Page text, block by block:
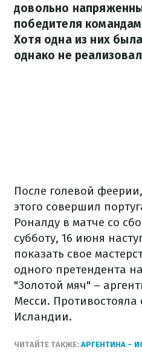
довольно
победителя
Хотя одна из них
однако не
После голевой
этого совершил
Роналду в матче со
субботу, 16 июня
показать свое
одного претендента
"Золотой мяч" –
Месси. Противостояла
Исландии.
ЧИТАЙТЕ ТАКЖЕ: АРГЕНТИНА –